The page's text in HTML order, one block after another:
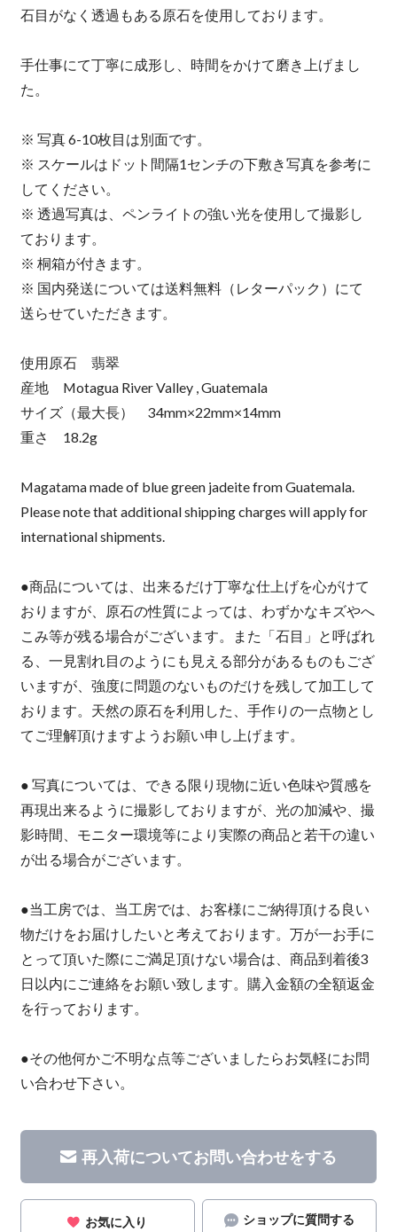
石目がなく透過もある原石を使用しております。
手仕事にて丁寧に成形し、時間をかけて磨き上げまし
た。
※ 写真 6-10枚目は別面です。
※ スケールはドット間隔1センチの下敷き写真を参考に
してください。
※ 透過写真は、ペンライトの強い光を使用して撮影し
ております。
※ 桐箱が付きます。
※ 国内発送については送料無料（レターパック）にて
送らせていただきます。
使用原石 翡翠
産地 Motagua River Valley , Guatemala
サイズ（最大長） 34mm×22mm×14mm
重さ 18.2g
Magatama made of blue green jadeite from Guatemala.
Please note that additional shipping charges will apply for
international shipments.
●商品については、出来るだけ丁寧な仕上げを心がけて
おりますが、原石の性質によっては、わずかなキズやへ
こみ等が残る場合がございます。また「石目」と呼ばれ
る、一見割れ目のようにも見える部分があるものもござ
いますが、強度に問題のないものだけを残して加工して
おります。天然の原石を利用した、手作りの一点物とし
てご理解頂けますようお願い申し上げます。
● 写真については、できる限り現物に近い色味や質感を
再現出来るように撮影しておりますが、光の加減や、撮
影時間、モニター環境等により実際の商品と若干の違い
が出る場合がございます。
●当工房では、当工房では、お客様にご納得頂ける良い
物だけをお届けしたいと考えております。万が一お手に
とって頂いた際にご満足頂けない場合は、商品到着後3
日以内にご連絡をお願い致します。購入金額の全額返金
を行っております。
●その他何かご不明な点等ございましたらお気軽にお問
い合わせ下さい。
再入荷についてお問い合わせをする
お気に入り ショップに質問する